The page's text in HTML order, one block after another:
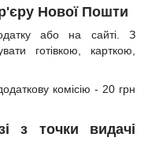
Нової Пошти
або на сайті. З
готівкою, карткою,
комісію - 20 грн
з точки видачі